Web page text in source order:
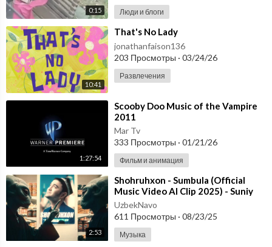
0:15 Люди и блоги
10:41
⁣That's No Lady
jonathanfaison136
203 Просмотры · 03/24/26
Развлечения
1:27:54
⁣Scooby Doo Music of the Vampire
2011
Mar Tv
333 Просмотры · 01/21/26
Фильм и анимация
2:53
⁣Shohruhxon - Sumbula (Official
Music Video AI Clip 2025) - Suniy
Intelekt yordamida yaratilgan
UzbekNavo
611 Просмотры · 08/23/25
Музыка